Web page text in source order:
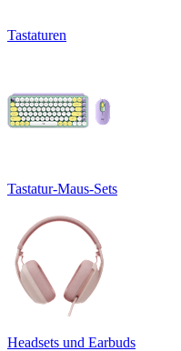
Tastaturen
Tastatur-Maus-Sets
Headsets und Earbuds